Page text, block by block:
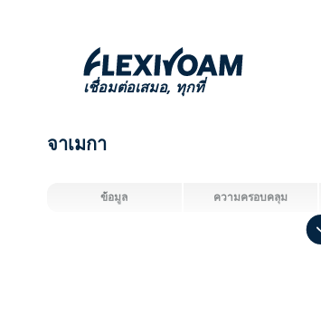
เชื่อมต่อเสมอ, ทุกที่
จาเมกา
ข้อมูล ความครอบคลุม